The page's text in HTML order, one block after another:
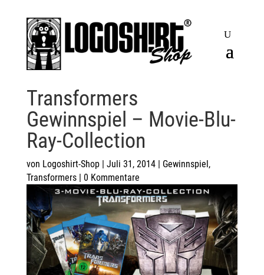
Transformers
Gewinnspiel – Movie-Blu-
Ray-Collection
von Logoshirt-Shop| Juli 31, 2014| Gewinnspiel,
Transformers| 0 Kommentare